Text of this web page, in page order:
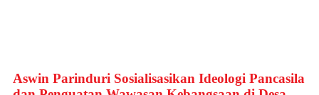
Aswin Parinduri Sosialisasikan Ideologi Pancasila